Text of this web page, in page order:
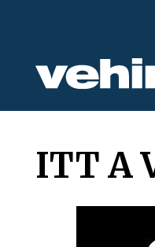
ITT A